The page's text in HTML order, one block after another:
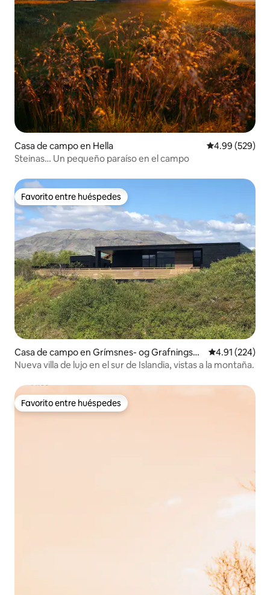
Casa de campo en Hella Calificación
4.99 (529)
Steinas… Un pequeño paraíso en el campo
Favorito entre huéspedes
Favorito entre huéspedes
Casa de campo en Grímsnes- og Grafningshr
eppur
Calificación
4.91 (224)
Nueva villa de lujo en el sur de Islandia, vistas a la montaña.
Favorito entre huéspedes
Favorito entre huéspedes